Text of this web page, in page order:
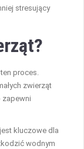
stresujący
proces.
zwierząt
zapewni
kluczowe dla
wodnym